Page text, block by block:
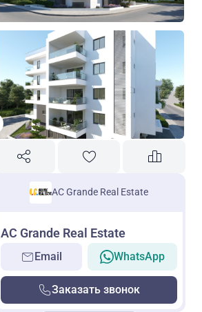
AC Grande Real Estate
AC Grande Real Estate
Email WhatsApp
Заказать звонок